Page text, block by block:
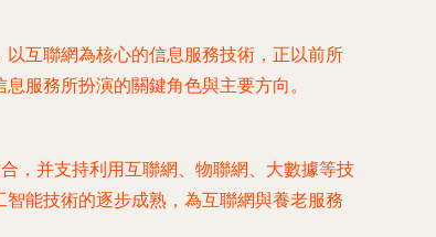
互聯網為核心的信息服務技術，正以前所
服務所扮演的關鍵角色與主要方向。
，并支持利用互聯網、物聯網、大數據等技
能技術的逐步成熟，為互聯網與養老服務